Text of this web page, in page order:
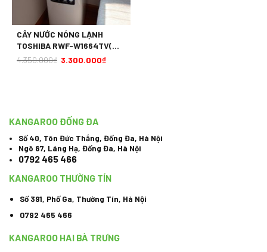
CÂY NƯỚC NÓNG LẠNH
TOSHIBA RWF-W1664TV(W1)
670W
4.350.000₫ 3.300.000₫
KANGAROO ĐỐNG ĐA
Số 40, Tôn Đức Thắng, Đống Đa, Hà Nội
Ngõ 87, Láng Hạ, Đống Đa, Hà Nội
0792 465 466
KANGAROO THƯỜNG TÍN
Số 391, Phố Ga, Thường Tín, Hà Nội
0792 465 466
KANGAROO HAI BÀ TRƯNG